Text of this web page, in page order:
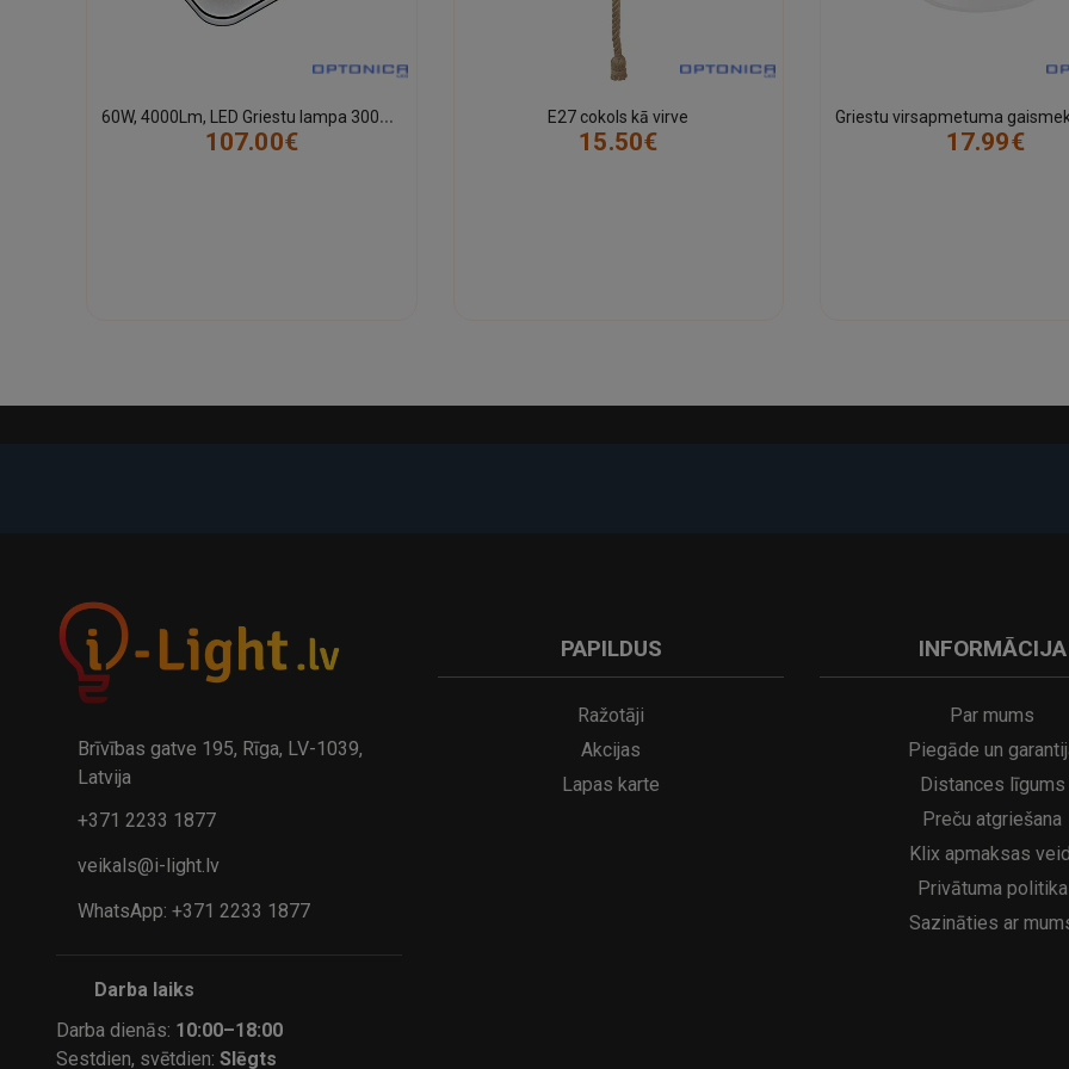
6
0W, 4000Lm, LED Griestu lampa 3000-6000K ar pārslēdzamu gaismas toni
107.00€
E27 cokols kā virve
15.50€
17.99€
32.95€
A
kumulatora LED galda lampa SERINA Mini Ø80×200 mm..
29.95€ 21.95€
Brīvības gatve 195, Rīga, LV-1039,
Latvija
+371 2233 1877
veikals@i-light.lv
WhatsApp: +371 2233 1877
Darba laiks
Darba dienās: 10:00–18:00
Sestdien, svētdien:Slēgts
PAPILDUS
Ražotāji
Akcijas
Lapas karte
INFORMĀCIJA
Par mums
Piegāde un
Distances līgums
Preču atgriešana
Klix apmaksas
Privātuma politika
Sazināties ar